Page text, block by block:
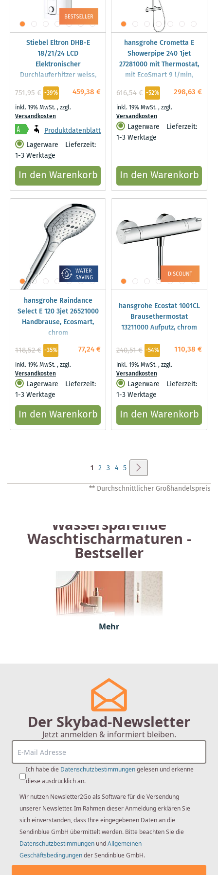
Stiebel Eltron DHB-E
18/21/24 LCD
Elektronischer
Durchlauferhitzer weiss,
236745
459,38 €
751,95 € -39%
inkl. 19% MwSt.,zzgl.
Versandkosten
Produktdatenblatt
Lagerware
Lieferzeit:
1-3 Werktage
In den Warenkorb
hansgrohe Crometta E
Showerpipe 240 1jet
27281000 mit Thermostat,
mit EcoSmart 9 l/min,
chrom
298,63 €
616,54 € -52%
inkl. 19% MwSt.,zzgl.
Versandkosten
Lagerware
Lieferzeit:
1-3 Werktage
In den Warenkorb
hansgrohe Raindance
Select E 120 3jet 26521000
Handbrause, Ecosmart,
chrom
77,24 €
118,52 € -35%
inkl. 19% MwSt.,zzgl.
Versandkosten
Lagerware
Lieferzeit:
1-3 Werktage
In den Warenkorb
hansgrohe Ecostat 1001CL
Brausethermostat
13211000 Aufputz, chrom
110,38 €
240,51 € -54%
inkl. 19% MwSt.,zzgl.
Versandkosten
Lagerware
Lieferzeit:
1-3 Werktage
In den Warenkorb
Sie
lesen
1 Seite
2 Seite
3 Seite
4 Seite
5
** Durchschnittlicher Großhandelspreis
Wassersparende
Waschtischarmaturen -
Bestseller
Grohe
Grohe Eurosmart Waschtischarmatur
23325000 Cosmopolitan, chrom, EcoJoy,
mit Ablaufgarnitur
88,07 €
Nachhaltigkeit im Bad umsetzen:
Mehr
Der Skybad-Newsletter
Jetzt anmelden & informiert bleiben.
Ich habe die Datenschutzbestimmungengelesen und erkenne
diese ausdrücklich an.
Wir nutzen Newsletter2Go als Software für die Versendung
unserer Newsletter. Im Rahmen dieser Anmeldung erklären Sie
sich einverstanden, dass Ihre eingegebenen Daten an die
Sendinblue GmbH übermittelt werden. Bitte beachten Sie die
Datenschutzbestimmungen undAllgemeinen
Geschäftsbedingungender Sendinblue GmbH.